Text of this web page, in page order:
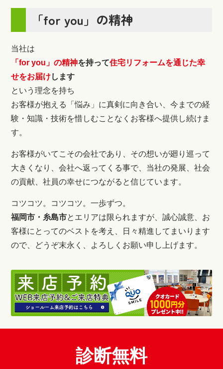
「for you」の精神
当社は
「for you」の精神を持って住宅リフォームを通じた幸
せをお届けします
という理念を持ち
お客様が抱える「悩み」に真剣に向き合い、今までの経
験・知識・技術を惜しむことなくお客様へ提供し続けま
す。
お客様がいてこその会社であり、その想いが廻り巡って
大きくなり、会社へ返ってくる事で、当社の発展、社会
の貢献、社員の幸せにつながると信じています。
コツコツ。コツコツ。一歩ずつ。
福岡市・糸島市とエリアは限られますが、誠心誠意、お
客様にとってのベストを考え、日々精進してまいります
ので、どうぞ末永く、よろしくお願い申し上げます。
診断無料